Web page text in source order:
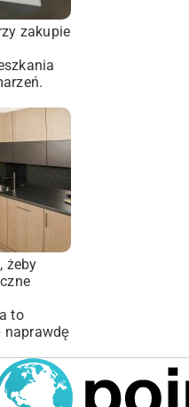
zakupie
żeby
to
naprawdę